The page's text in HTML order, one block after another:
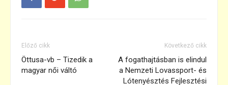
Előző cikk
Öttusa-vb – Tizedik a
magyar női váltó
Következő cikk
A fogathajtásban is elindul
a Nemzeti Lovassport- és
Lótenyésztés Fejlesztési